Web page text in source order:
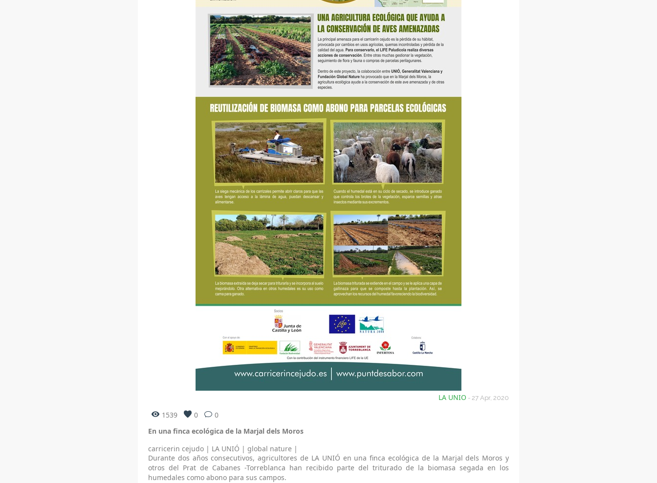
LA UNIO - 27 Apr, 2020
1539 0
0
En una finca ecológica de la Marjal dels Moros
carricerin cejudo | LA UNIÓ | global nature |
Durante dos años consecutivos, agricultores de LA UNIÓ en una finca ecológica de la Marjal dels Moros y
otros del Prat de Cabanes -Torreblanca han recibido parte del triturado de la biomasa segada en los
humedales como abono para sus campos.